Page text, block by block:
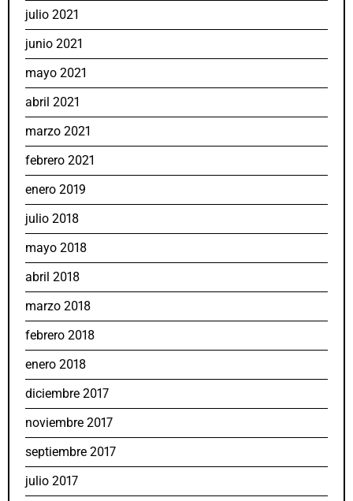
julio 2021
junio 2021
mayo 2021
abril 2021
marzo 2021
febrero 2021
enero 2019
julio 2018
mayo 2018
abril 2018
marzo 2018
febrero 2018
enero 2018
diciembre 2017
noviembre 2017
septiembre 2017
julio 2017